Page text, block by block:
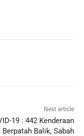
Next article
19 : 442 Kenderaan
Berpatah Balik, Sabah